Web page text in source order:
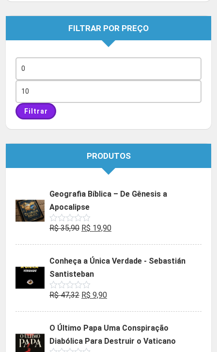
FILTRAR POR PREÇO
mínimo
máximo
Filtrar
PRODUTOS
Geografia Bíblica – De Gênesis a
Apocalipse
Avaliação
de
R$35,90 O
era:
R$ 35,90.
R$ 19,90O
é:
Conheça a Única Verdade - Sebastián
Santisteban
Avaliação
de
R$47,32 O
era:
R$ 47,32.
R$ 9,90O
é:
R$ 9,90.
O Último Papa Uma Conspiração
Diabólica Para Destruir o Vaticano